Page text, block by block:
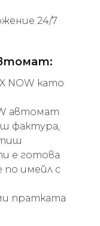
24/7
NOW като
автомат
фактура,
е готова
имейл с
пратката